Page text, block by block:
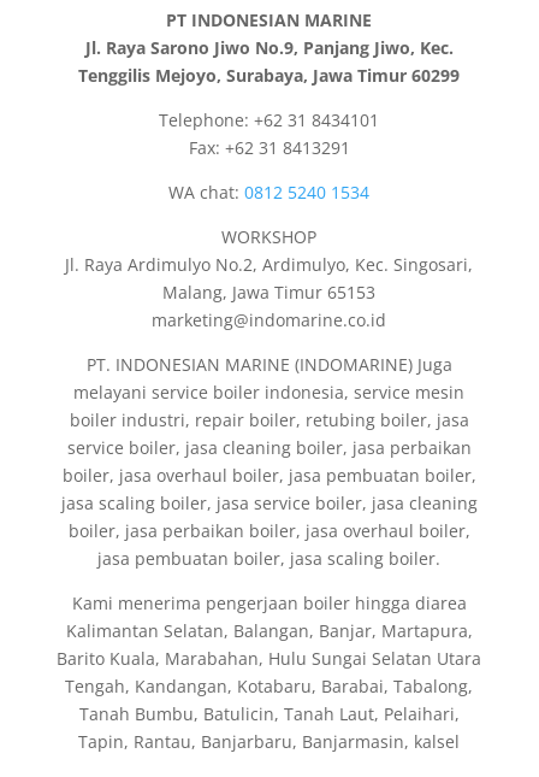
PT INDONESIAN MARINE
Jl. Raya Sarono Jiwo No.9, Panjang Jiwo, Kec.
Tenggilis Mejoyo, Surabaya, Jawa Timur 60299
Telephone: +62 31 8434101
Fax: +62 31 8413291
WA chat:0812 5240 1534
WORKSHOP
Jl. Raya Ardimulyo No.2, Ardimulyo, Kec. Singosari,
Malang, Jawa Timur 65153
marketing@indomarine.co.id
PT. INDONESIAN MARINE (INDOMARINE) Juga
melayani service boiler indonesia, service mesin
boiler industri, repair boiler, retubing boiler, jasa
service boiler, jasa cleaning boiler, jasa perbaikan
boiler, jasa overhaul boiler, jasa pembuatan boiler,
jasa scaling boiler, jasa service boiler, jasa cleaning
boiler, jasa perbaikan boiler, jasa overhaul boiler,
jasa pembuatan boiler, jasa scaling boiler.
Kami menerima pengerjaan boiler hingga diarea
Kalimantan Selatan, Balangan, Banjar, Martapura,
Barito Kuala, Marabahan, Hulu Sungai Selatan Utara
Tengah, Kandangan, Kotabaru, Barabai, Tabalong,
Tanah Bumbu, Batulicin, Tanah Laut, Pelaihari,
Tapin, Rantau, Banjarbaru, Banjarmasin, kalsel